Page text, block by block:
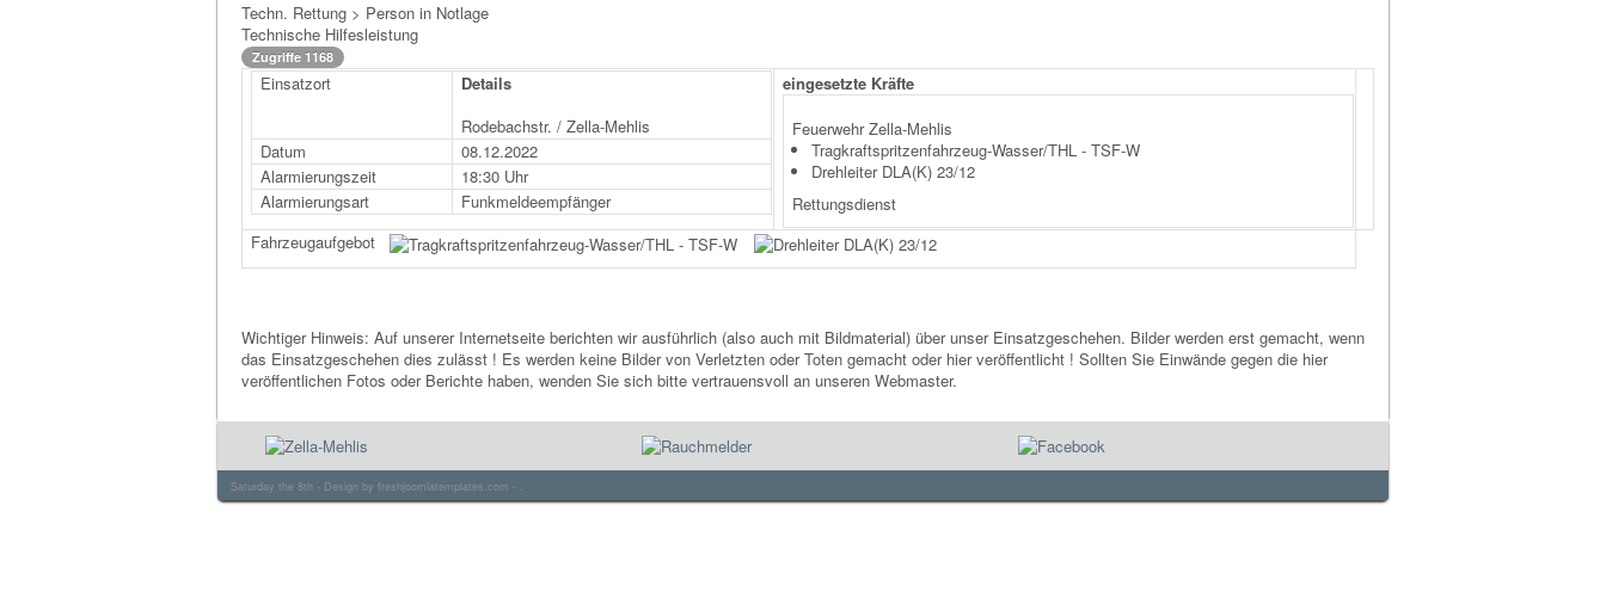
Techn. Rettung > Person in Notlage
Technische Hilfesleistung
Zugriffe 1168
Einsatzort
Details
Rodebachstr. / Zella-Mehlis
Datum
08.12.2022
Alarmierungszeit
18:30 Uhr
Alarmierungsart
Funkmeldeempfänger
eingesetzte Kräfte
Feuerwehr Zella-Mehlis
Tragkraftspritzenfahrzeug-Wasser/THL - TSF-W
Drehleiter DLA(K) 23/12
Rettungsdienst
Fahrzeugaufgebot
Wichtiger Hinweis: Auf unserer Internetseite berichten wir ausführlich (also auch mit Bildmaterial) über unser Einsatzgeschehen. Bilder werden erst gemacht, wenn
das Einsatzgeschehen dies zulässt ! Es werden keine Bilder von Verletzten oder Toten gemacht oder hier veröffentlicht ! Sollten Sie Einwände gegen die hier
veröffentlichen Fotos oder Berichte haben, wenden Sie sich bitte vertrauensvoll an unseren Webmaster.
Saturday the 8th - Design by freshjoomlatemplates.com - .